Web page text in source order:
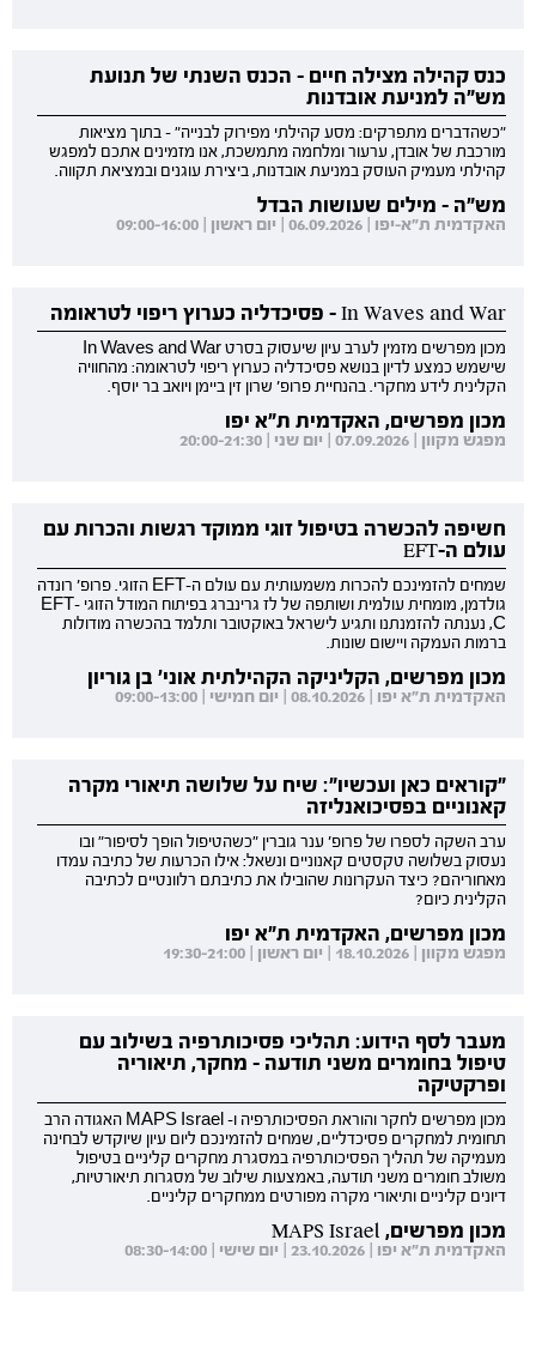
כנס קהילה מצילה חיים - הכנס השנתי של תנועת
מש"ה למניעת אובדנות
"כשהדברים מתפרקים: מסע קהילתי מפירוק לבנייה" - בתוך מציאות
מורכבת של אובדן, ערעור ומלחמה מתמשכת, אנו מזמינים אתכם למפגש
קהילתי מעמיק העוסק במניעת אובדנות, ביצירת עוגנים ובמציאת תקווה.
מש"ה - מילים שעושות הבדל
האקדמית ת"א-יפו | 06.09.2026 | יום ראשון | 09:00-16:00
In Waves and War - פסיכדליה כערוץ ריפוי לטראומה
מכון מפרשים מזמין לערב עיון שיעסוק בסרט In Waves and War
שישמש כמצע לדיון בנושא פסיכדליה כערוץ ריפוי לטראומה: מהחוויה
הקלינית לידע מחקרי. בהנחיית פרופ' שרון זין ביימן ויואב בר יוסף.
מכון מפרשים, האקדמית ת"א יפו
מפגש מקוון | 07.09.2026 | יום שני | 20:00-21:30
חשיפה להכשרה בטיפול זוגי ממוקד רגשות והכרות עם
עולם ה-EFT
שמחים להזמינכם להכרות משמעותית עם עולם ה-EFT הזוגי. פרופ' רונדה
גולדמן, מומחית עולמית ושותפה של לז גרינברג בפיתוח המודל הזוגי EFT-
C, נענתה להזמנתנו ותגיע לישראל באוקטובר ותלמד בהכשרה מודולות
ברמות העמקה ויישום שונות.
מכון מפרשים, הקליניקה הקהילתית אוני' בן גוריון
האקדמית ת"א יפו | 08.10.2026 | יום חמישי | 09:00-13:00
"קוראים כאן ועכשיו": שיח על שלושה תיאורי מקרה
קאנוניים בפסיכואנליזה
ערב השקה לספרו של פרופ' ענר גוברין "כשהטיפול הופך לסיפור" ובו
נעסוק בשלושה טקסטים קאנוניים ונשאל: אילו הכרעות של כתיבה עמדו
מאחוריהם? כיצד העקרונות שהובילו את כתיבתם רלוונטיים לכתיבה
הקלינית כיום?
מכון מפרשים, האקדמית ת"א יפו
מפגש מקוון | 18.10.2026 | יום ראשון | 19:30-21:00
מעבר לסף הידוע: תהליכי פסיכותרפיה בשילוב עם
טיפול בחומרים משני תודעה - מחקר, תיאוריה
ופרקטיקה
מכון מפרשים לחקר והוראת הפסיכותרפיה ו- MAPS Israel האגודה הרב
תחומית למחקרים פסיכדליים, שמחים להזמינכם ליום עיון שיוקדש לבחינה
מעמיקה של תהליך הפסיכותרפיה במסגרת מחקרים קליניים בטיפול
משולב חומרים משני תודעה, באמצעות שילוב של מסגרות תיאורטיות,
דיונים קליניים ותיאורי מקרה מפורטים ממחקרים קליניים.
מכון מפרשים, MAPS Israel
האקדמית ת"א יפו | 23.10.2026 | יום שישי | 08:30-14:00